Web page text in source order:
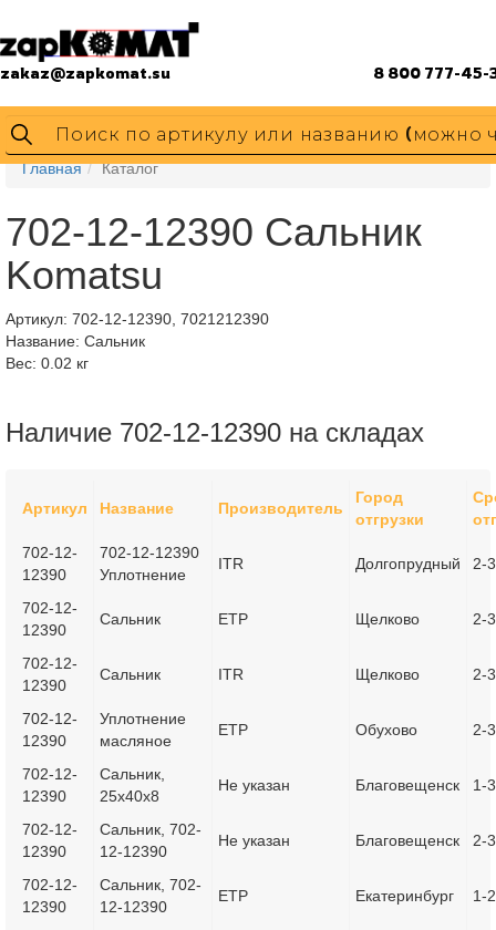
zakaz@zapkomat.su 8 800 777-45-
Главная Каталог
702-12-12390 Сальник
Komatsu
Артикул: 702-12-12390, 7021212390
Название: Сальник
Вес: 0.02 кг
Наличие 702-12-12390 на складах
Артикул Название Производитель
Город
отгрузки
702-12-
12390
702-12-12390
Уплотнение
ITR Долгопрудный 2-
702-12-
12390
Сальник ETP Щелково 2-
702-12-
12390
Сальник ITR Щелково 2-
702-12-
12390
Уплотнение
масляное
ETP Обухово 2-
702-12-
12390
Сальник,
25x40x8
Не указан Благовещенск 1-
702-12-
12390
Сальник, 702-
12-12390
Не указан Благовещенск 2-
702-12-
12390
Сальник, 702-
12-12390
ETP Екатеринбург 1-